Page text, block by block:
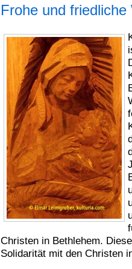
Frohe und
Christen in Bethlehem.
Solidarität mit den Christen